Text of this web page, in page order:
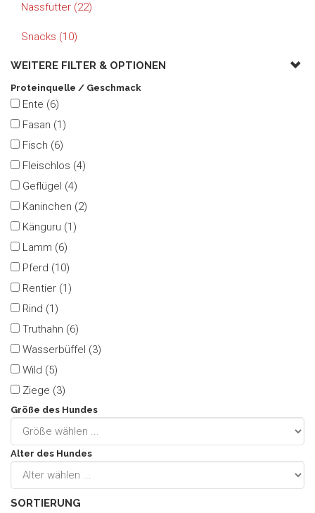
Nassfutter (22)
Snacks (10)
WEITERE FILTER & OPTIONEN
Proteinquelle / Geschmack
Ente (6)
Fasan (1)
Fisch (6)
Fleischlos (4)
Geflügel (4)
Kaninchen (2)
Känguru (1)
Lamm (6)
Pferd (10)
Rentier (1)
Rind (1)
Truthahn (6)
Wasserbüffel (3)
Wild (5)
Ziege (3)
Größe des Hundes
Alter des Hundes
SORTIERUNG